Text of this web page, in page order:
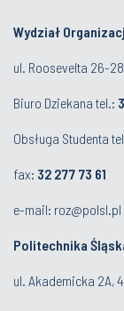
Wydział
ul. Roosevelta 26-
Biuro Dziekana tel.:
Obsługa Studenta
fax: 32 277 73 61
e-mail: roz@polsl.pl
Politechnika
ul. Akademicka 2A,